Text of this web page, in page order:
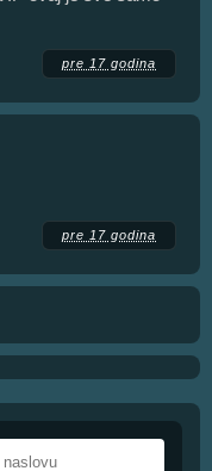
pre 17 godina
pre 17 godina